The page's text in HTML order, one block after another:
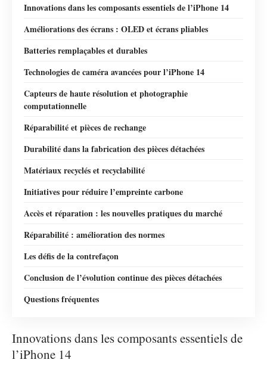
Innovations dans les composants essentiels de l’iPhone 14
Améliorations des écrans : OLED et écrans pliables
Batteries remplaçables et durables
Technologies de caméra avancées pour l’iPhone 14
Capteurs de haute résolution et photographie
computationnelle
Réparabilité et pièces de rechange
Durabilité dans la fabrication des pièces détachées
Matériaux recyclés et recyclabilité
Initiatives pour réduire l’empreinte carbone
Accès et réparation : les nouvelles pratiques du marché
Réparabilité : amélioration des normes
Les défis de la contrefaçon
Conclusion de l’évolution continue des pièces détachées
Questions fréquentes
Innovations dans les composants essentiels de
l’iPhone 14